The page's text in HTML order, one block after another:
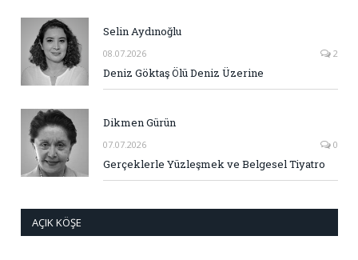
Selin Aydınoğlu
08.07.2026 2
Deniz Göktaş Ölü Deniz Üzerine
Dikmen Gürün
07.07.2026 0
Gerçeklerle Yüzleşmek ve Belgesel Tiyatro
AÇIK KÖŞE